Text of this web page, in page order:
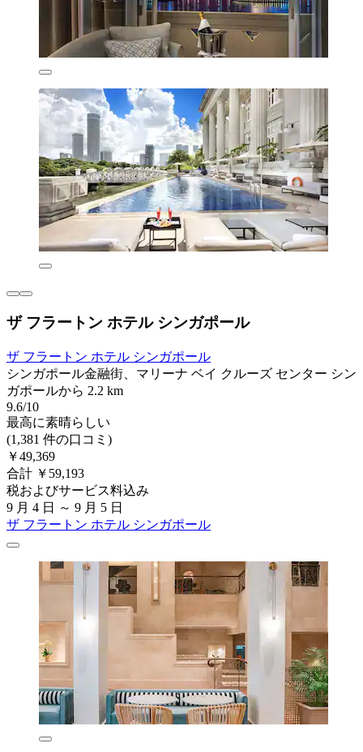
ザ フラートン ホテル シンガポール
ザ フラートン ホテル シンガポール
シンガポール金融街、マリーナ ベイ クルーズ センター シン
ガポールから 2.2 km
9.6/10
最高に素晴らしい
(1,381 件の口コミ)
￥49,369
合計 ￥59,193
税およびサービス料込み
9 月 4 日 ～ 9 月 5 日
ザ フラートン ホテル シンガポール